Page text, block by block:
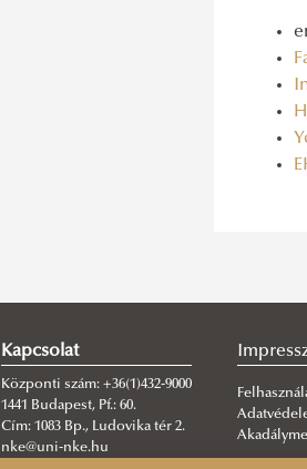
Kapcsolat
Központi szám: +36(1)432-9000
1441 Budapest, Pf.: 60.
Cím: 1083 Bp., Ludovika tér 2.
nke@uni-nke.hu